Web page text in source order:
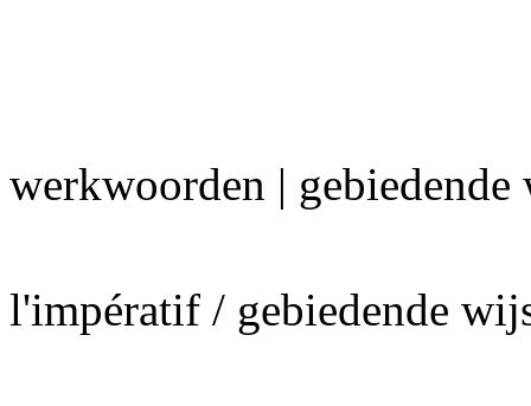
werkwoorden | gebiedende
l'impératif / gebiedende